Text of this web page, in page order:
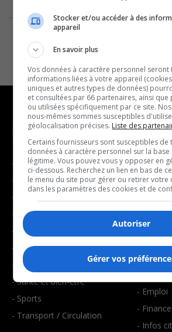
NOUVELLES
- Affaires municipales
- Communauté / Social
- Culture
- Économie
- Éducation
- Environnement
- Faits divers
- Santé et bien-être
- Sports
- Transport / Circulation
-
- Joué
- Art de
- Bien-
- Emploi
-
- Infos
Stocker et/ou accéder à des
appareil
En savoir plus
Vos données à caractère personnel seront
informations liées à votre appareil
uniques et autres types de données)
et consultées par 66 partenaires, ainsi que
ou utilisées spécifiquement par ce site.
nous-mêmes sommes susceptibles
géolocalisation précises. Liste des
Certains fournisseurs sont susceptibles de
données à caractère personnel sur la
légitime. Vous pouvez vous y opposer en
ci-dessous. Recherchez un lien en bas de
le menu du site pour gérer ou retirer votre
dans les paramètres des cookies et de
Autoriser
Gérer vos